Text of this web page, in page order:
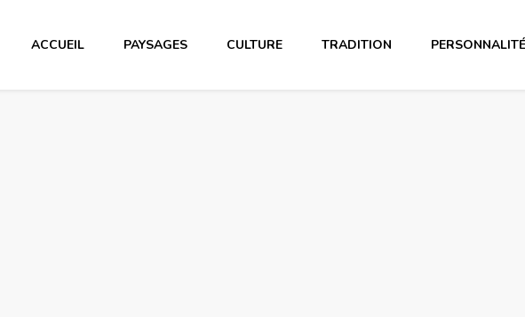
ACCUEIL PAYSAGES CULTURE TRADITION